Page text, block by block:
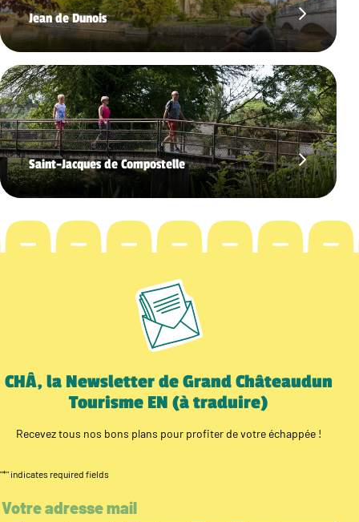
Jean de Dunois
Saint-Jacques de Compostelle
CHÂ, la Newsletter de Grand Châteaudun
Tourisme EN (à traduire)
Recevez tous nos bons plans pour profiter de votre échappée !
"*" indicates required fields